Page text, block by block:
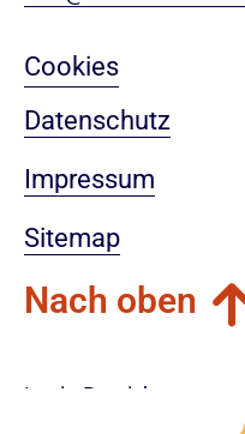
Cookies
Datenschutz
Impressum
Sitemap
Nach oben
Login-Bereich